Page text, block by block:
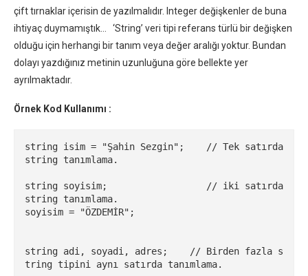
çift tırnaklar içerisin de yazılmalıdır. Integer değişkenler de buna
ihtiyaç duymamıştık… ‘String’ veri tipi referans türlü bir değişken
olduğu için herhangi bir tanım veya değer aralığı yoktur. Bundan
dolayı yazdığınız metinin uzunluğuna göre bellekte yer
ayrılmaktadır.
Örnek Kod Kullanımı :
string isim = "Şahin Sezgin";    // Tek satırda
string tanımlama.
string soyisim;                  // iki satırda
string tanımlama.
soyisim = "ÖZDEMİR";
string adi, soyadi, adres;    // Birden fazla s
tring tipini aynı satırda tanımlama.